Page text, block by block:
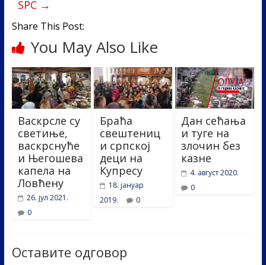
k
SPC →
Share This Post:
You May Also Like
Васкрсле су
светиње,
васкрснуће
и Његошева
капела на
Ловћену
26. јул 2021.
0
Браћа
свештениц
и српској
деци на
Купресу
18. јануар
2019.
0
Дан сећања
и туге на
злочин без
казне
4. август 2020.
0
Оставите одговор